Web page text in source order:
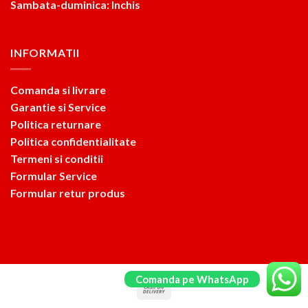
Sambata-duminica: Inchis
INFORMATII
Comanda si livrare
Garantie si Service
Politica returnare
Politica confidentialitate
Termeni si conditii
Formular Service
Formular retur produs
Comanda pe WhatsApp